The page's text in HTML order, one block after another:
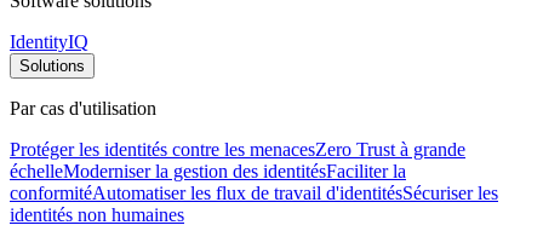
IdentityIQ
Solutions
Par cas d'utilisation
Protéger les identités contre les menacesZero Trust à grande
échelleModerniser la gestion des identitésFaciliter la
conformitéAutomatiser les flux de travail d'identitésSécuriser les
identités non humaines